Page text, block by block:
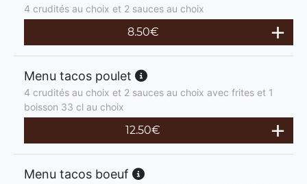
4 crudités au choix et 2 sauces au choix
8.50€
Menu tacos poulet
4 crudités au choix et 2 sauces au choix avec frites et 1
boisson 33 cl au choix
12.50€
Menu tacos boeuf